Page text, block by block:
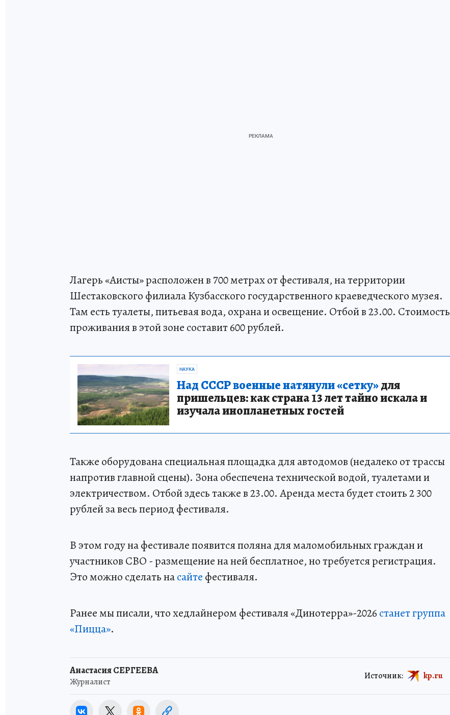
Лагерь «Аисты» расположен в 700 метрах от фестиваля, на территории
Шестаковского филиала Кузбасского государственного краеведческого музея.
Там есть туалеты, питьевая вода, охрана и освещение. Отбой в 23.00. Стоимость
проживания в этой зоне составит 600 рублей.
НАУКА
Над СССР военные натянули «сетку»для
пришельцев: как страна 13 лет тайно искала и
изучала инопланетных гостей
Также оборудована специальная площадка для автодомов (недалеко от трассы
напротив главной сцены). Зона обеспечена технической водой, туалетами и
электричеством. Отбой здесь также в 23.00. Аренда места будет стоить 2 300
рублей за весь период фестиваля.
В этом году на фестивале появится поляна для маломобильных граждан и
участников СВО - размещение на ней бесплатное, но требуется регистрация.
Это можно сделать насайте фестиваля.
Ранее мы писали, что хедлайнером фестиваля «Динотерра»-2026 станет группа
«Пицца».
Анастасия СЕРГЕЕВА
Журналист
Источник: kp.ru